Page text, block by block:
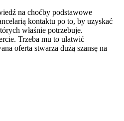
na choćby podstawowe
kontaktu po to, by uzyskać
właśnie potrzebuje.
Trzeba mu to ułatwić
oferta stwarza dużą szansę na